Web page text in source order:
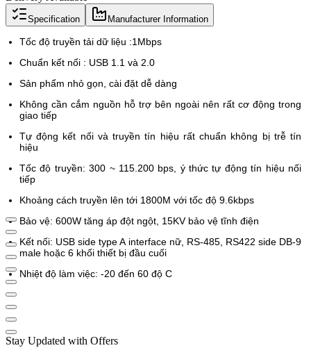
Specification Manufacturer Information
Tốc độ truyền tải dữ liệu :1Mbps
Chuẩn kết nối : USB 1.1 và 2.0
Sản phẩm nhỏ gọn, cài đặt dễ dàng
Không cần cắm nguồn hỗ trợ bên ngoài nên rất cơ động trong
giao tiếp
Tự động kết nối và truyền tín hiệu rất chuẩn không bị trễ tín
hiệu
Tốc độ truyền: 300 ~ 115.200 bps, ý thức tự động tín hiệu nối
tiếp
Khoảng cách truyền lên tới 1800M với tốc độ 9.6kbps
Bảo vệ: 600W tăng áp đột ngột, 15KV bảo vệ tĩnh điện
Kết nối: USB side type A interface nữ, RS-485, RS422 side DB-9
male hoặc 6 khối thiết bị đầu cuối
Nhiệt độ làm việc: -20 đến 60 độ C
Stay Updated with Offers